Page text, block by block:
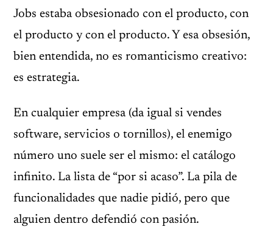
Jobs estaba obsesionado con el producto, con
el producto y con el producto. Y esa obsesión,
bien entendida, no es romanticismo creativo:
es estrategia.
En cualquier empresa (da igual si vendes
software, servicios o tornillos), el enemigo
número uno suele ser el mismo: el catálogo
infinito. La lista de “por si acaso”. La pila de
funcionalidades que nadie pidió, pero que
alguien dentro defendió con pasión.